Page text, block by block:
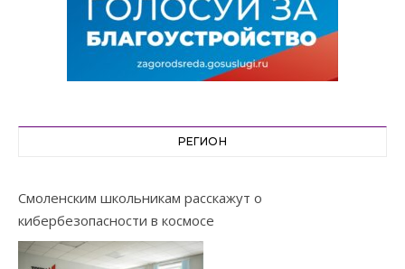
РЕГИОН
Смоленским школьникам расскажут о
кибербезопасности в космосе